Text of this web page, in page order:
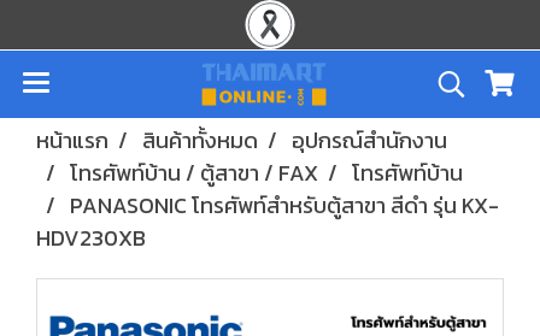
หน้าแรก สินค้าทั้งหมด
อุปกรณ์สำนักงาน
โทรศัพท์บ้าน / ตู้สาขา / FAX
โทรศัพท์บ้าน
PANASONIC โทรศัพท์สำหรับตู้สาขา สีดำ รุ่น KX-
HDV230XB